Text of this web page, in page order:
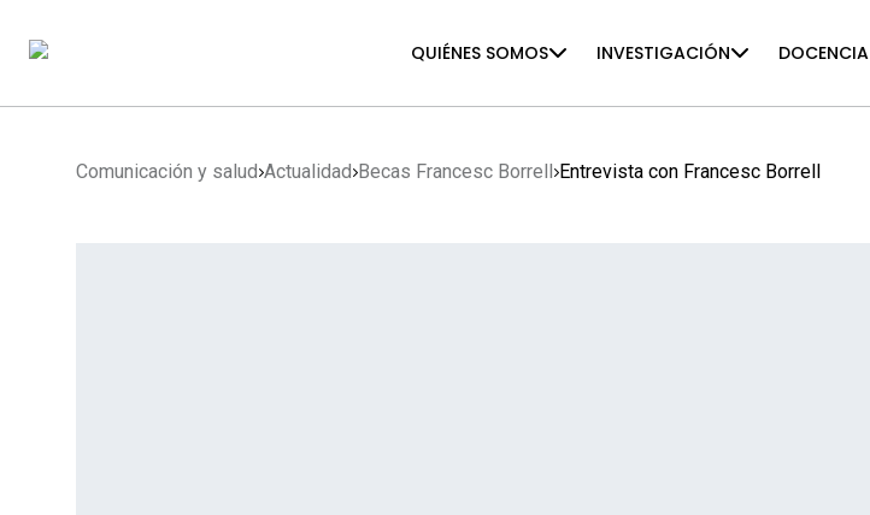
QUIÉNES SOMOS INVESTIGACIÓN DOCENCIA
Comunicación y salud Actualidad Becas Francesc Borrell Entrevista con Francesc Borrell